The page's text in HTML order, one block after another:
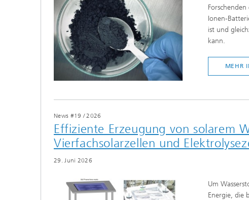
Ionen-
ist und
kann.
MEHR
News #19 /2026
Effiziente Erzeugung von solarem
Vierfachsolarzellen und
29. Juni 2026
Um
Energie, die